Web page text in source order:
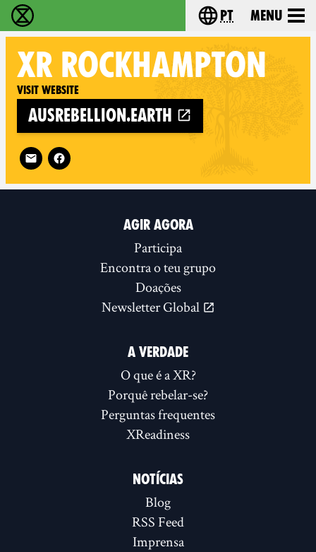
Extinction Rebellion - Home Choose your
pt Menu
XR ROCKHAMPTON
Visit website
ausrebellion.earth
Follow XR Rockhampton on
AGIR AGORA
Participa
Encontra o teu grupo
Doações
Newsletter Global
A VERDADE
O que é a XR?
Porquê rebelar-se?
Perguntas frequentes
XReadiness
NOTÍCIAS
Blog
RSS Feed
Imprensa